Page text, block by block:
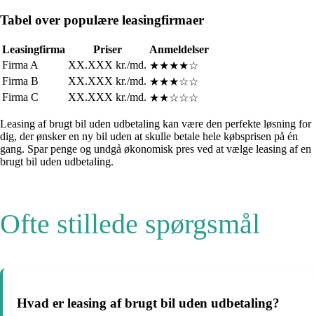
Tabel over populære leasingfirmaer
Leasingfirma Priser
Anmeldelser
Firma A
XX.XXX kr./md. ★★★★☆
Firma B
XX.XXX kr./md. ★★★☆☆
Firma C
XX.XXX kr./md. ★★☆☆☆
Leasing af brugt bil uden udbetaling kan være den perfekte løsning for
dig, der ønsker en ny bil uden at skulle betale hele købsprisen på én
gang. Spar penge og undgå økonomisk pres ved at vælge leasing af en
brugt bil uden udbetaling.
Ofte stillede spørgsmål
Hvad er leasing af brugt bil uden udbetaling?